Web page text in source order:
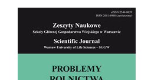
Article
Sidebar